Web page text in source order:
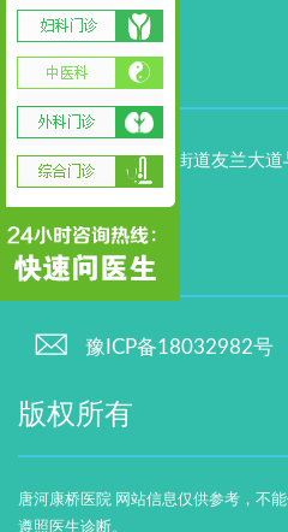
唐河康桥医疗门诊
医院地址
唐河县文峰街道友兰大
备案号
豫ICP备18032982号
版权所有
唐河康桥医院 网站信息仅供参考，不
遵照医生诊断。